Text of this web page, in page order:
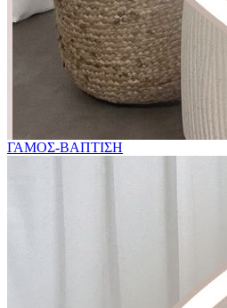
ΓΑΜΟΣ-ΒΑΠΤΙΣΗ